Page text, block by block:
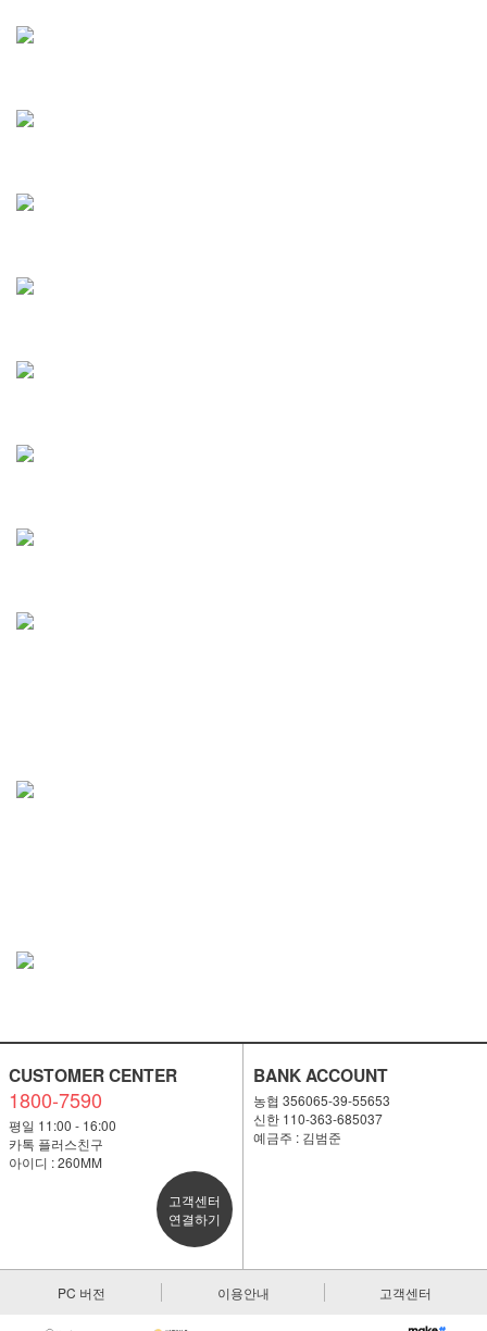
CUSTOMER CENTER
1800-7590
평일 11:00 - 16:00
카톡 플러스친구
아이디 : 260MM
고객센터
연결하기
BANK ACCOUNT
농협 356065-39-55653
신한 110-363-685037
예금주 : 김범준
PC 버전 이용안내 고객센터